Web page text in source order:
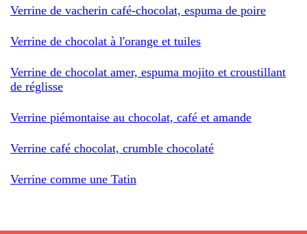
Verrine de vacherin café-chocolat, espuma de poire
Verrine de chocolat à l'orange et tuiles
Verrine de chocolat amer, espuma mojito et croustillant
de réglisse
Verrine piémontaise au chocolat, café et amande
Verrine café chocolat, crumble chocolaté
Verrine comme une Tatin